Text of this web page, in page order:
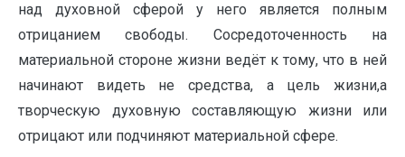
над духовной сферой у него является полным
отрицанием свободы. Сосредоточенность на
материальной стороне жизни ведёт к тому, что в ней
начинают видеть не средства, а цель жизни,а
творческую духовную составляющую жизни или
отрицают или подчиняют материальной сфере.